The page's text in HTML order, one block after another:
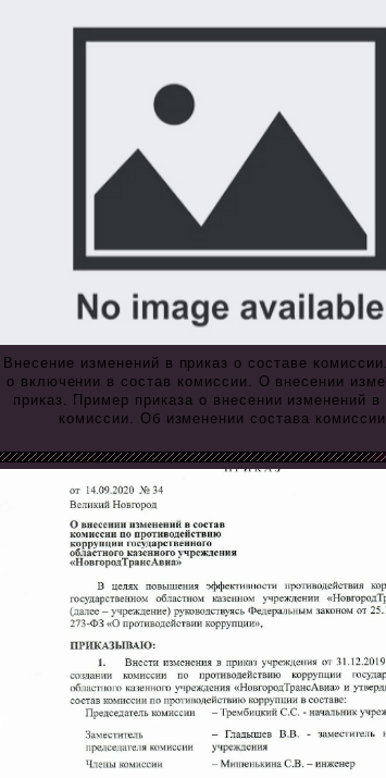
Внесение изменений в приказ о составе
о включении в состав комиссии. О внесении
приказ. Пример приказа о внесении изменений в
комиссии. Об изменении состава комиссии.